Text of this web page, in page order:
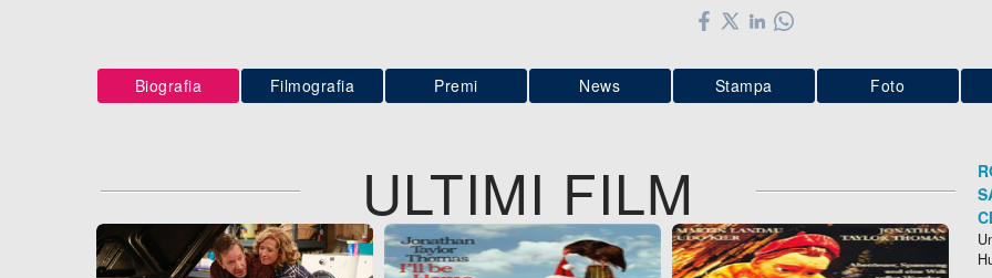
Biografia Filmografia Premi News Stampa Foto
ULTIMI FILM